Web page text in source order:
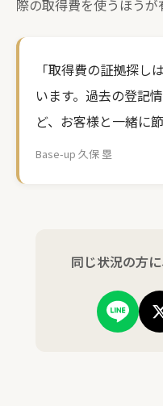
際の取得費を使うほうが
「取得費の証拠探し
います。過去の登記
ど、お客様と一緒に
Base-up 久保 塁
同じ状況の方